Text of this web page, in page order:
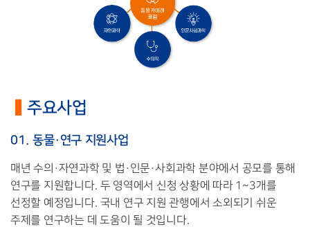
주요사업
01. 동물· 연구 지원사업
매년 수의 ·자연과학 및 법 ·인문·사회과학 분야에서 공모를 통해
연구를 지원합니다. 두 영역에서 신청 상황에 따라 1~3개를
선정할 예정입니다. 국내 연구 지원 관행에서 소외되기 쉬운
주제를 연구하는 데 도움이 될 것입니다.